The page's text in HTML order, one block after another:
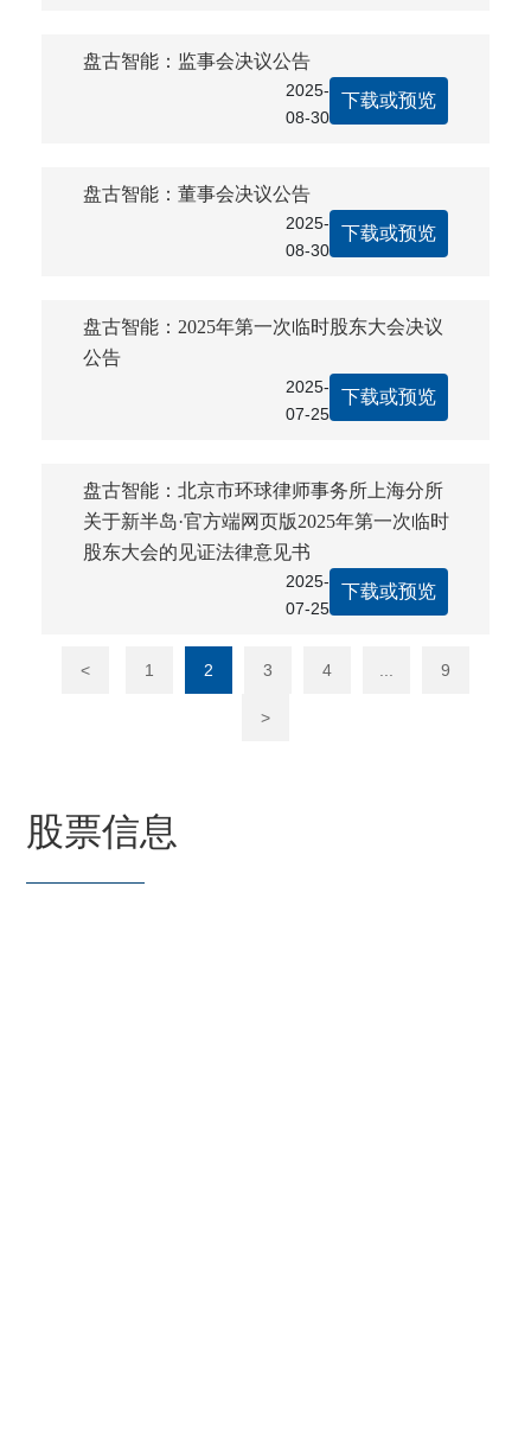
盘古智能：监事会决议公告
2025-
08-30
下载或预览
盘古智能：董事会决议公告
2025-
08-30
下载或预览
盘古智能：2025年第一次临时股东大会决议
公告
2025-
07-25
下载或预览
盘古智能：北京市环球律师事务所上海分所
关于新半岛·官方端网页版2025年第一次临时
股东大会的见证法律意见书
2025-
07-25
下载或预览
< 1 2 3 4 9
>
股票信息